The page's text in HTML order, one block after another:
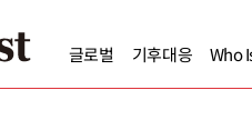
글로벌 기후대응 Who